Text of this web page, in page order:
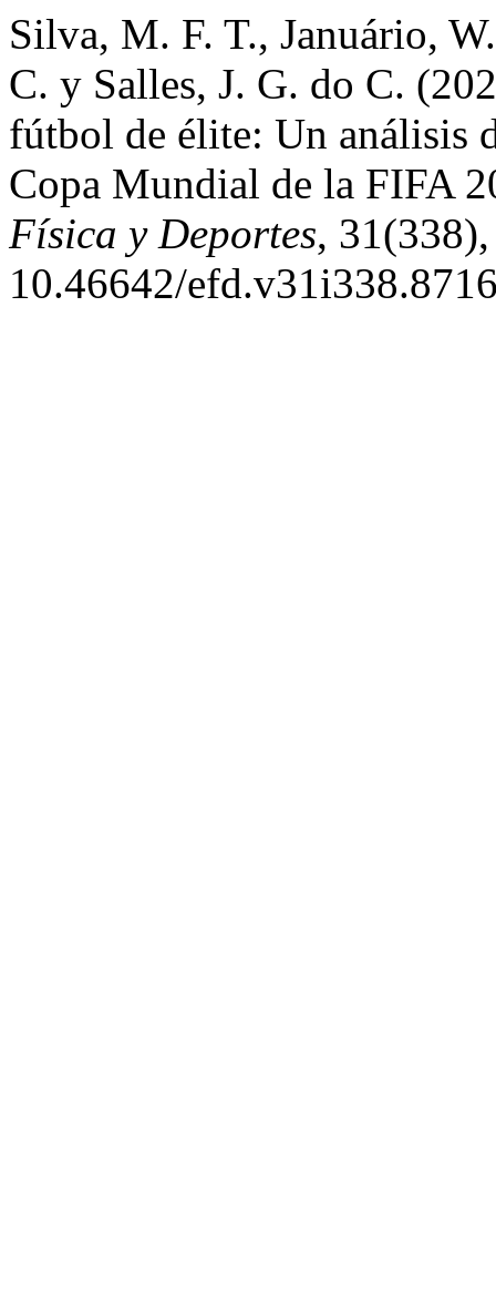
Silva, M. F. T., Januário,
C. y Salles, J. G. do C.
fútbol de élite: Un análisis
Copa Mundial de la FIFA
Física y Deportes,
10.46642/